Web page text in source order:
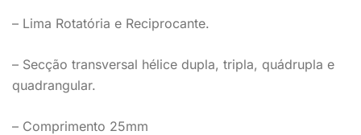
– Lima Rotatória e Reciprocante.
– Secção transversal hélice dupla, tripla, quádrupla e
quadrangular.
– Comprimento 25mm